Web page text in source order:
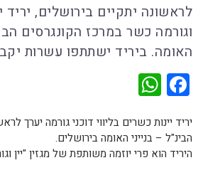
לראשונה יתקיים בירושלים, יריד
וגורמה כשר במרכז הקונגרסים
האומה. ביריד ישתתפו עשרות
Facebook
יריד יינות כשרים בליווי דוכני גורמה יערך
הבינ"ל – בנייני האומה בירושלים.
היריד הוא פרי יוזמה משותפת של מגזין "יין